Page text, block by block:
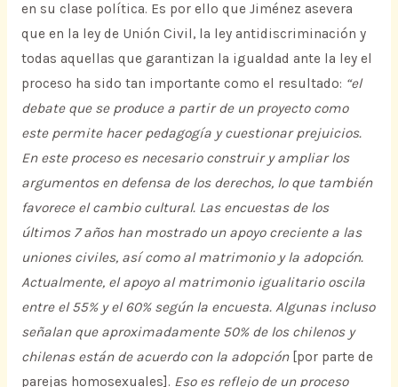
en su clase política. Es por ello que Jiménez asevera
que en la ley de Unión Civil, la ley antidiscriminación y
todas aquellas que garantizan la igualdad ante la ley el
proceso ha sido tan importante como el resultado: “el
debate que se produce a partir de un proyecto como
este permite hacer pedagogía y cuestionar prejuicios.
En este proceso es necesario construir y ampliar los
argumentos en defensa de los derechos, lo que también
favorece el cambio cultural. Las encuestas de los
últimos 7 años han mostrado un apoyo creciente a las
uniones civiles, así como al matrimonio y la adopción.
Actualmente, el apoyo al matrimonio igualitario oscila
entre el 55% y el 60% según la encuesta. Algunas incluso
señalan que aproximadamente 50% de los chilenos y
chilenas están de acuerdo con la adopción[por parte de
parejas homosexuales]. Eso es reflejo de un proceso